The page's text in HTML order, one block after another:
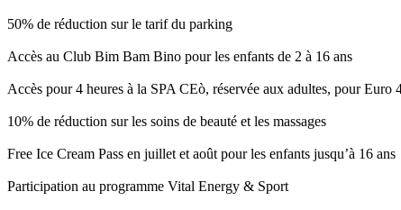
50% de réduction sur le tarif du parking
Accès au Club Bim Bam Bino pour les enfants de 2 à 16 ans
Accès pour 4 heures à la SPA CEò, réservée aux adultes, pour
10% de réduction sur les soins de beauté et les massages
Free Ice Cream Pass en juillet et août pour les enfants jusqu’à 16 ans
Participation au programme Vital Energy & Sport